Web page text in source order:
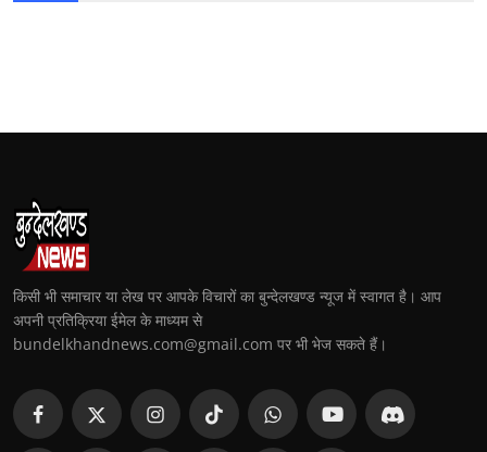
किसी भी समाचार या लेख पर आपके विचारों का बुन्देलखण्ड न्यूज में स्वागत है। आप
अपनी प्रतिक्रिया ईमेल के माध्यम से
bundelkhandnews.com@gmail.com पर भी भेज सकते हैं।